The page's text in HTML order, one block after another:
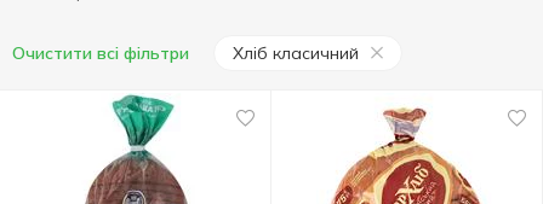
Очистити всі фільтри Хліб класичний